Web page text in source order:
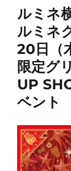
ルミネ
ルミネ
20日（
限定グ
UP
ベント